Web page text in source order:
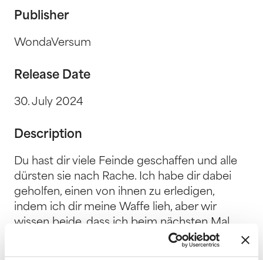
Publisher
WondaVersum
Release Date
30. July 2024
Description
Du hast dir viele Feinde geschaffen und alle
dürsten sie nach Rache. Ich habe dir dabei
geholfen, einen von ihnen zu erledigen,
indem ich dir meine Waffe lieh, aber wir
wissen beide, dass ich beim nächsten Mal
nicht so zuvorkommend sein werde. Ganz im